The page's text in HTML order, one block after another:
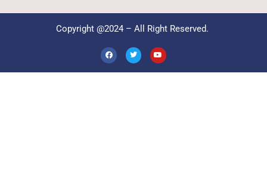
Copyright @2024 – All Right Reserved.